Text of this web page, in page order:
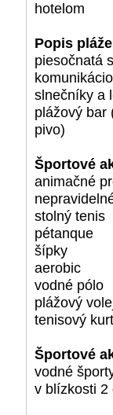
hotelom
Popis
piesočnatá
slnečníky a
plážový bar
pivo)
Športové
animačné
stolný tenis
pétanque
šípky
aerobic
vodné pólo
plážový
tenisový
Športové
vodné
v blízkosti 2